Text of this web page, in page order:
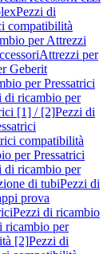
Pezzi di
compatibilità
per Attrezzi
Attrezzi per
Geberit
per Pressatrici
di ricambio per
[1] / [2]Pezzi di
compatibilità
per Pressatrici
di ricambio per
di tubiPezzi di
prova
Pezzi di ricambio
ricambio per
[2]Pezzi di